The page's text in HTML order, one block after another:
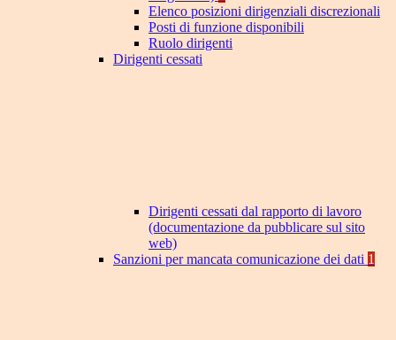
Elenco posizioni dirigenziali discrezionali
Posti di funzione disponibili
Ruolo dirigenti
Dirigenti cessati
Dirigenti cessati dal rapporto di lavoro
(documentazione da pubblicare sul sito
web)
Sanzioni per mancata comunicazione dei dati 1